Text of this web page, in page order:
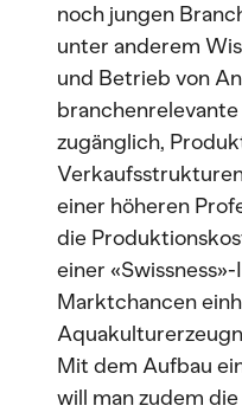
noch jungen
unter anderem
und Betrieb von
zugänglich,
einer höheren
die
einer
Marktchancen
Mit dem Aufbau
will man zudem